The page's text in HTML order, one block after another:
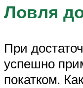
Ловля
При
успешно
покатком.